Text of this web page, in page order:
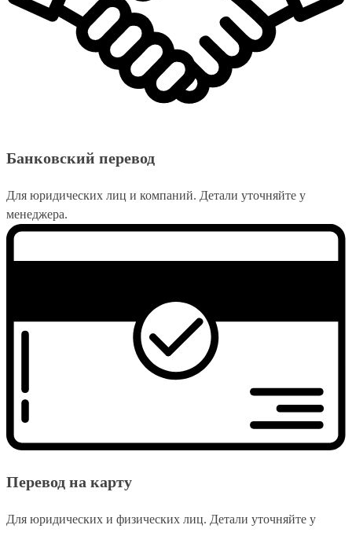
Банковский перевод
Для юридических лиц и компаний. Детали уточняйте у
менеджера.
Перевод на карту
Для юридических и физических лиц. Детали уточняйте у